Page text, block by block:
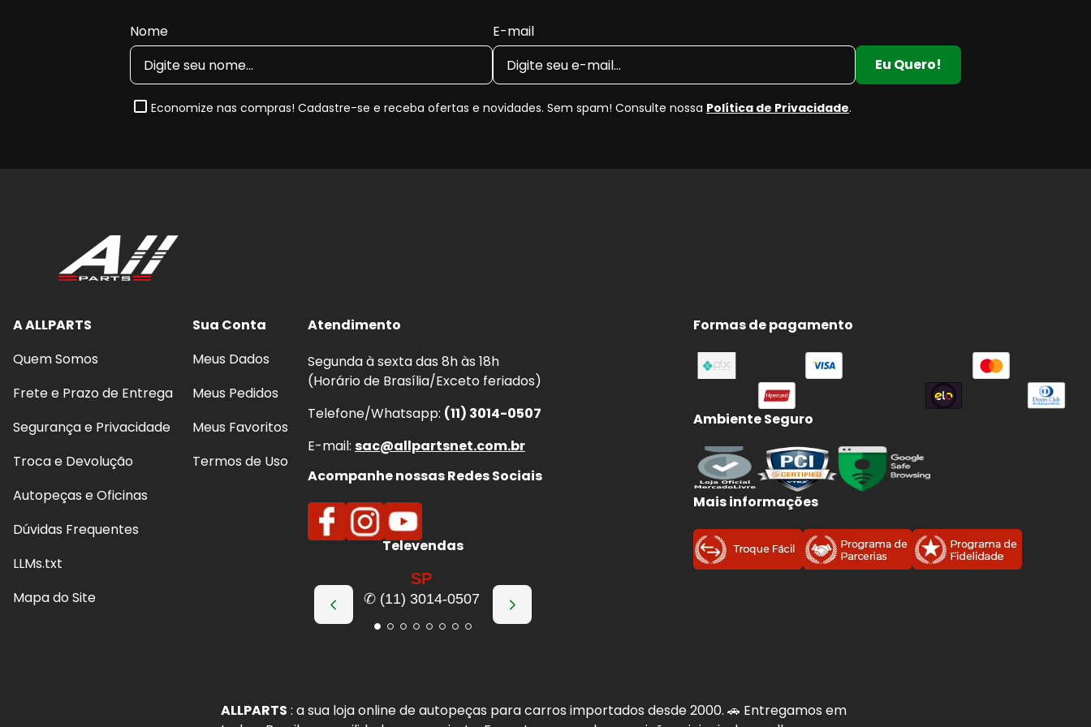
Nome
E-mail
Eu Quero!
Economize nas compras! Cadastre-se e receba ofertas e novidades. Sem spam! Consulte nossa Política de Privacidade.
A ALLPARTS
Quem Somos
Frete e Prazo de Entrega
Segurança e Privacidade
Troca e Devolução
Autopeças e Oficinas
Dúvidas Frequentes
LLMs.txt
Mapa do Site
Sua Conta
Meus Dados
Meus Pedidos
Meus Favoritos
Termos de Uso
Atendimento
Segunda à sexta das 8h às 18h
(Horário de Brasília/Exceto feriados)
Telefone/Whatsapp: (11) 3014-0507
E-mail: sac@allpartsnet.com.br
Acompanhe nossas Redes Sociais
Televendas
SP
✆ (11) 3014-0507
Formas de pagamento
Ambiente Seguro
Mais informações
ALLPARTS : a sua loja online de autopeças para carros importados desde 2000. 🚗 Entregamos em